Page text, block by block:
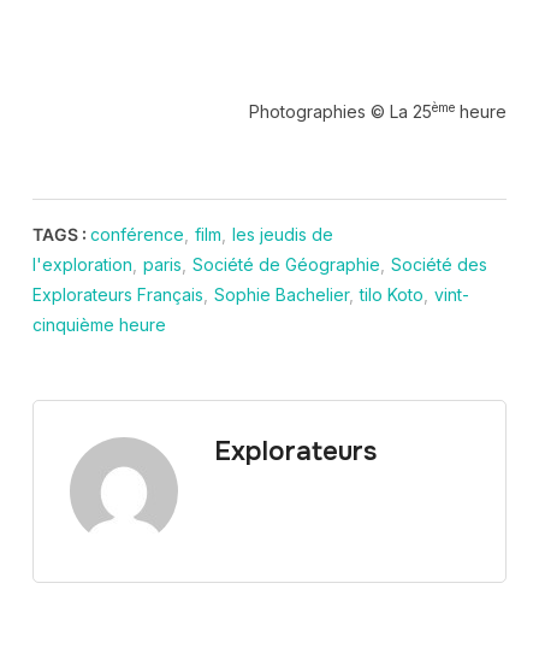
Photographies © La 25ème heure
TAGS : conférence film les jeudis de
l'exploration paris Société de Géographie Société des
Explorateurs Français Sophie Bachelier, tilo Koto vint-
cinquième heure
Explorateurs